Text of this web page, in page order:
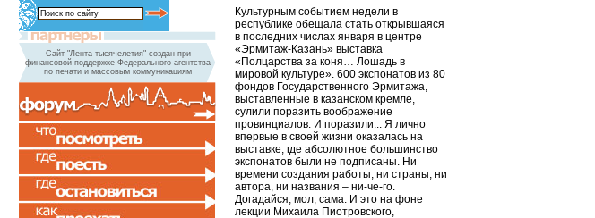
Культурным событием недели в
республике обещала стать открывшаяся
в последних числах января в центре
«Эрмитаж-Казань» выставка
«Полцарства за коня… Лошадь в
мировой культуре». 600 экспонатов из 80
фондов Государственного Эрмитажа,
выставленные в казанском кремле,
сулили поразить воображение
провинциалов. И поразили... Я лично
впервые в своей жизни оказалась на
выставке, где абсолютное большинство
экспонатов были не подписаны. Ни
времени создания работы, ни страны, ни
автора, ни названия – ни-че-го.
Догадайся, мол, сама. И это на фоне
лекции Михаила Пиотровского,
Сайт "Лента тысячелетия" создан при
финансовой поддержке Федерального агентства
по печати и массовым коммуникациям